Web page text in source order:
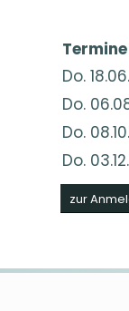
Do.
Do.
Do.
Do.
zur